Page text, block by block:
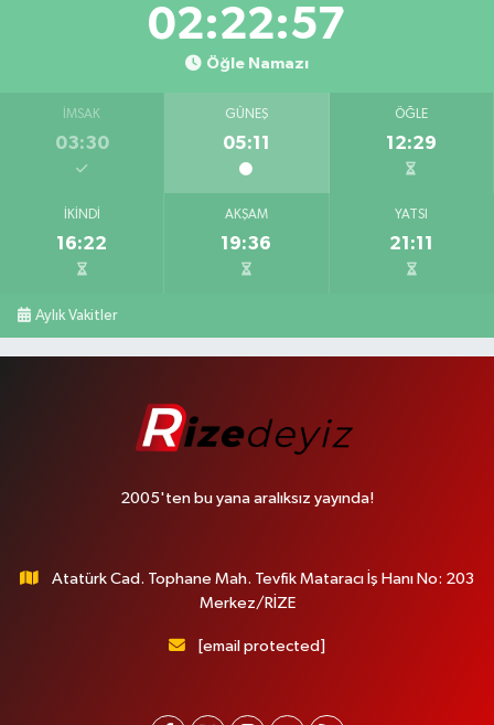
02:22:57
Öğle Namazı
İMSAK
03:30
GÜNEŞ
05:11
ÖĞLE
12:29
İKINDI
16:22
AKŞAM
19:36
YATSI
21:11
Aylık Vakitler
2005'ten bu yana aralıksız yayında!
Atatürk Cad. Tophane Mah. Tevfik Mataracı İş Hanı No: 203
Merkez/RİZE
[email protected]